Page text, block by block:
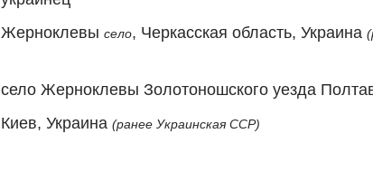
Жерноклевы село, Черкасская область, Украина
село Жерноклевы Золотоношского уезда
Киев, Украина (ранее Украинская ССР)